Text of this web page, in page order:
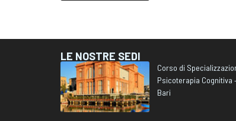
LE NOSTRE SEDI
Corso di
Psicoterapia Cognitiva
Bari